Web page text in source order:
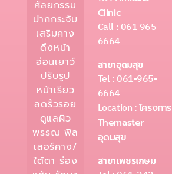
ศัลยกรรม
ปากกระจับ
เสริมคาง
ดึงหน้า
อ่อนเยาว์
ปรับรูป
หน้าเรียว
ลดริ้วรอย
ดูแลผิว
พรรณ ฟิล
เลอร์คาง/
ใต้ตา ร่อง
Clinic
Call : 061 965
6664
สาขาอุดมสุข
Tel : 061-965-
6664
Location :โครงการ
Themaster
อุดมสุข
สาขาเพชรเกษม